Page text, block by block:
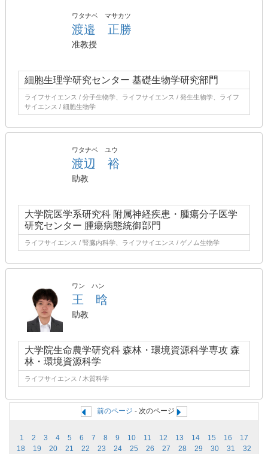
ワタナベ マサカツ
渡邉 正勝
准教授
細胞生理学研究センター 基礎生物学研究部門
ライフサイエンス / 分子生物学、ライフサイエンス / 発生生物学、ライフ
サイエンス / 細胞生物学
ワタナベ ユウ
渡辺 裕
助教
大学院医学系研究科 附属神経疾患・腫瘍分子医学
研究センター 腫瘍病態統御部門
ライフサイエンス / 腎臓内科学、ライフサイエンス / ゲノム生物学
ワン ハン
王 晗
助教
大学院生命農学研究科 森林・環境資源科学専攻 森
林・環境資源科学
ライフサイエンス / 木質科学
前のページ - 次のページ
1 2 3 4 5 6 7 8 9 10 11 12 13 14 15 16
17
18
19 20 21 22 23 24 25 26 27 28 29 30 31 32